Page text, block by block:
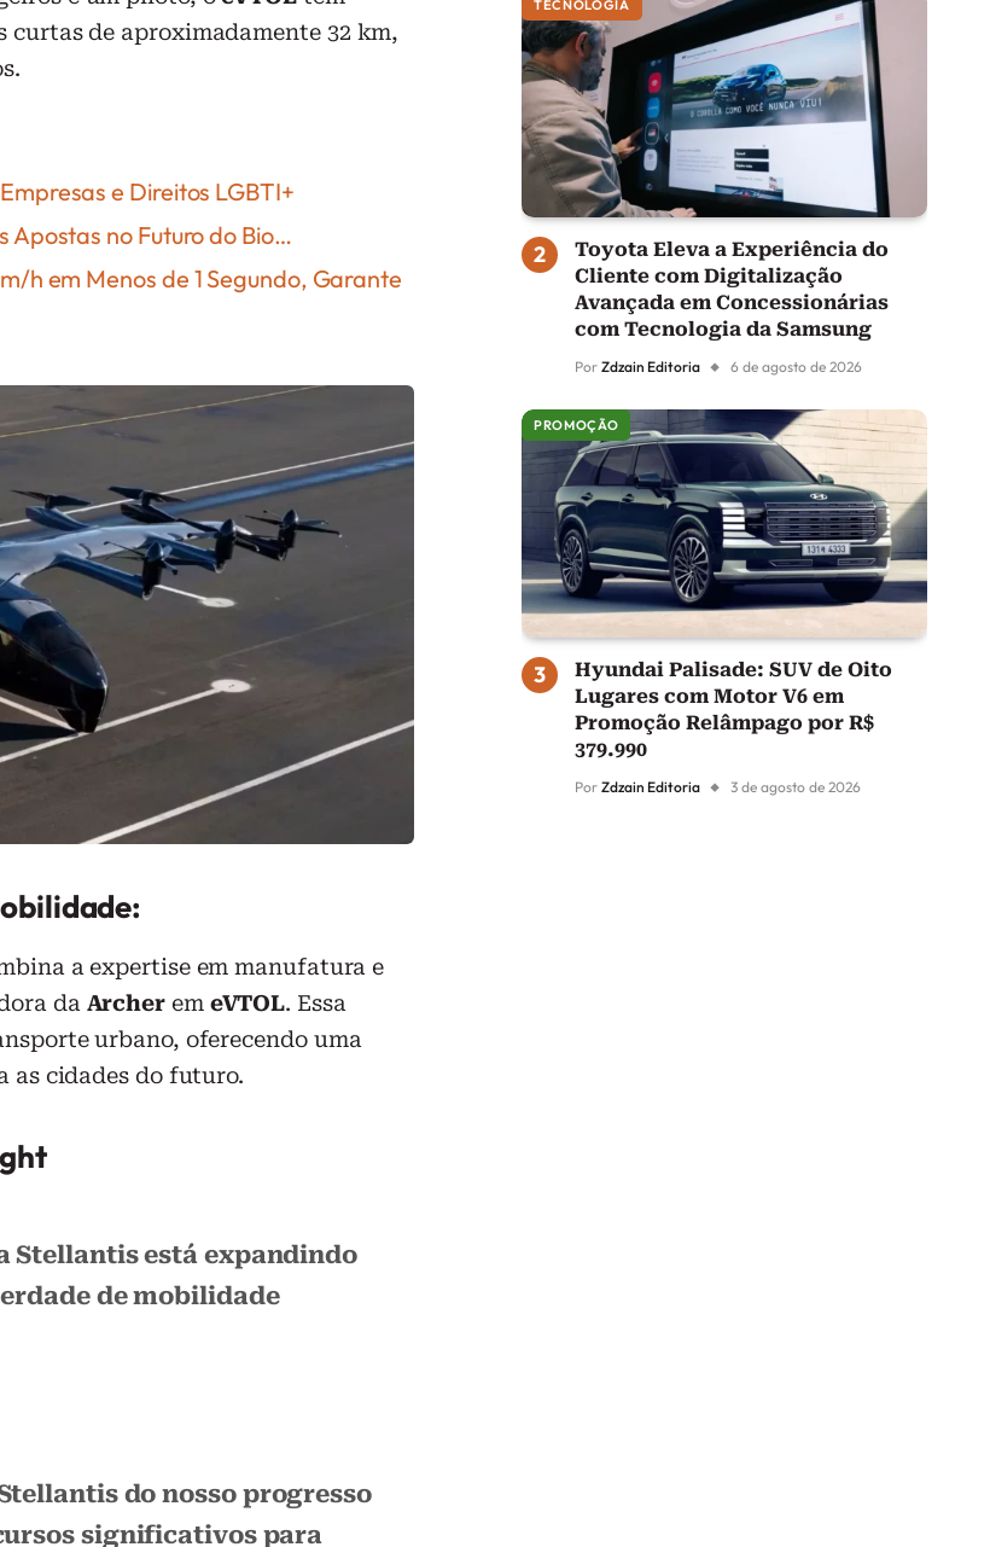
curtas de aproximadamente 32 km,
e Direitos LGBTI+
Apostas no Futuro do Bio…
h em Menos de 1 Segundo, Garante
a expertise em manufatura e
da Archer em eVTOL. Essa
urbano, oferecendo uma
as cidades do futuro.
Stellantisestá expandindo
de mobilidade
do nosso progresso
significativos para
TECNOLOGIA
Toyota Eleva a Experiência do
Cliente com Digitalização
Avançada em Concessionárias
com Tecnologia da Samsung
Por Zdzain Editoria 6 de agosto de 2026
PROMOÇÃO
Hyundai Palisade: SUV de Oito
Lugares com Motor V6 em
Promoção Relâmpago por R$
379.990
Por Zdzain Editoria 3 de agosto de 2026